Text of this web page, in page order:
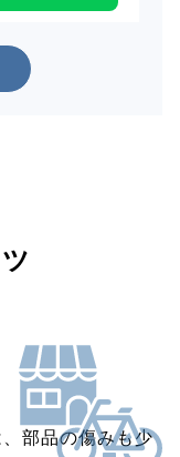
部品の傷みも少